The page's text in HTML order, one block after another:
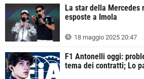
La star della Mercedes
esposte a Imola
18 maggio 2025 20:47
F1 Antonelli oggi:
tema dei contratti; Lo